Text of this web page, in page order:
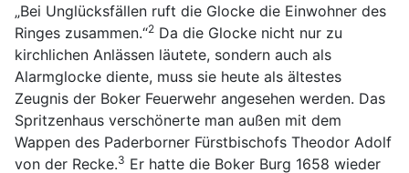
„Bei Unglücksfällen ruft die Glocke die Einwohner des
Ringes zusammen.“2 Da die Glocke nicht nur zu
kirchlichen Anlässen läutete, sondern auch als
Alarmglocke diente, muss sie heute als ältestes
Zeugnis der Boker Feuerwehr angesehen werden. Das
Spritzenhaus verschönerte man außen mit dem
Wappen des Paderborner Fürstbischofs Theodor Adolf
von der Recke.3 Er hatte die Boker Burg 1658 wieder